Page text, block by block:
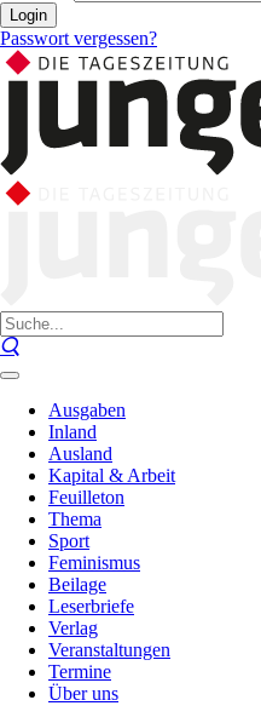
Login
Passwort vergessen?
Ausgaben
Inland
Ausland
Kapital & Arbeit
Feuilleton
Thema
Sport
Feminismus
Beilage
Leserbriefe
Verlag
Veranstaltungen
Termine
Über uns